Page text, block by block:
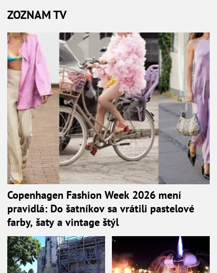
ZOZNAM TV
Copenhagen Fashion Week 2026 mení
pravidlá: Do šatníkov sa vrátili pastelové
farby, šaty a vintage štýl